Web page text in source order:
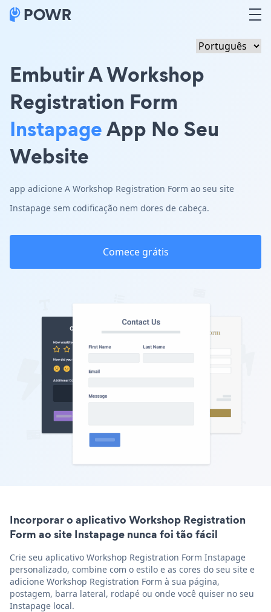
Embutir A Workshop
Registration Form
InstapageApp No Seu
Website
app adicione A Workshop Registration Form ao seu site
Instapage sem codificação nem dores de cabeça.
Comece grátis
Incorporar o aplicativo Workshop Registration
Form ao site Instapage nunca foi tão fácil
Crie seu aplicativo Workshop Registration Form Instapage
personalizado, combine com o estilo e as cores do seu site e
adicione Workshop Registration Form à sua página,
postagem, barra lateral, rodapé ou onde você quiser no seu
Instapage local.